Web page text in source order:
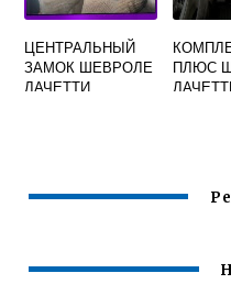
ЦЕНТРАЛЬНЫЙ
ЗАМОК ШЕВРОЛЕ
ЛАЧЕТТИ
ПЛЮС